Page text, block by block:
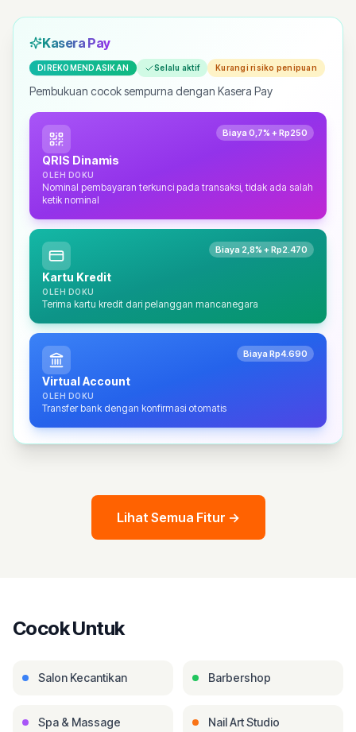
Kasera Pay
DIREKOMENDASIKAN Selalu aktif Kurangi risiko penipuan
Pembukuan cocok sempurna dengan Kasera Pay
Biaya 0,7% + Rp250
QRIS Dinamis
OLEH DOKU
Nominal pembayaran terkunci pada transaksi, tidak ada salah
ketik nominal
Biaya 2,8% + Rp2.470
Kartu Kredit
OLEH DOKU
Terima kartu kredit dari pelanggan mancanegara
Biaya Rp4.690
Virtual Account
OLEH DOKU
Transfer bank dengan konfirmasi otomatis
Lihat Semua Fitur →
Cocok Untuk
Salon Kecantikan Barbershop
Spa & Massage Nail Art Studio